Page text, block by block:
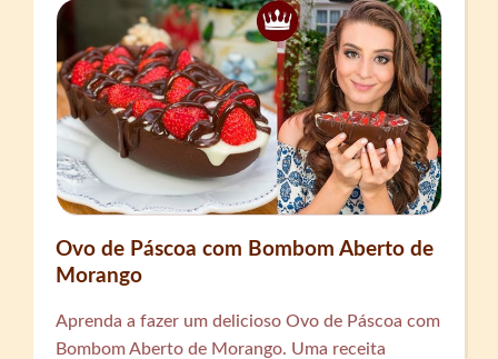
Ovo de Páscoa com Bombom Aberto de
Morango
Aprenda a fazer um delicioso Ovo de Páscoa com
Bombom Aberto de Morango. Uma receita